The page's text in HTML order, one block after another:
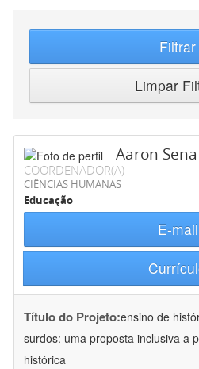
Filtrar
Limpar
Aaron
COORDENADOR(A)
CIÊNCIAS HUMANAS
Educação
E-mail
Título do Projeto:ensino de
surdos: uma proposta inclusiva a
histórica